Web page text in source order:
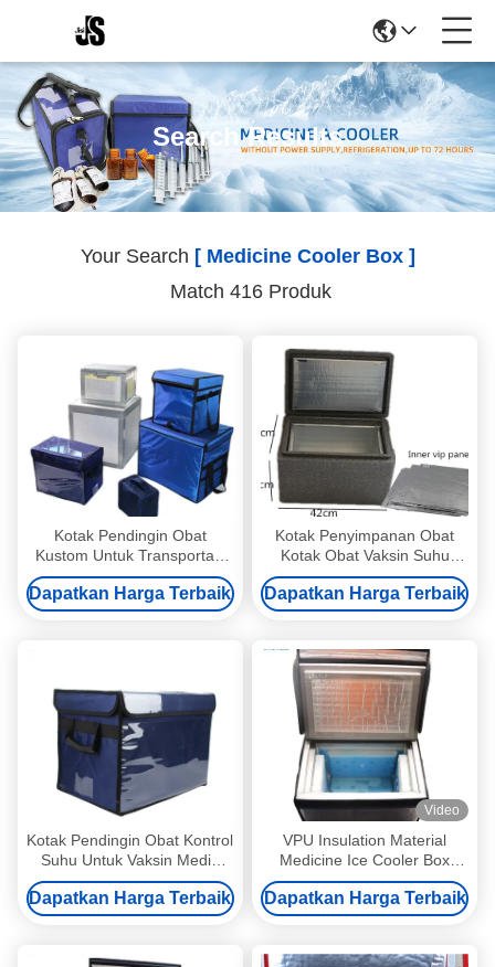
Search Results
Your Search [ Medicine Cooler Box ]
Match 416 Produk
Kotak Pendingin Obat
Kustom Untuk Transportasi
Vaksin Cold Storage Jarak
Jauh
Dapatkan Harga Terbaik
Kotak Penyimpanan Obat
Kotak Obat Vaksin Suhu
Dingin Kotak Penyimpanan
Dapatkan Harga Terbaik
Kotak Pendingin Obat Kontrol
Suhu Untuk Vaksin Medis
Pengangkutan Darah
Dapatkan Harga Terbaik
Video
VPU Insulation Material
Medicine Ice Cooler Box
Untuk 2-8 Derajat
Dapatkan Harga Terbaik